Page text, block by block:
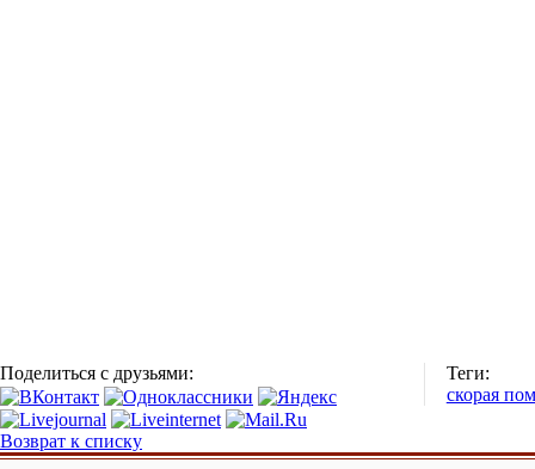
Поделиться с друзьями:
Теги:
скорая
Возврат к списку